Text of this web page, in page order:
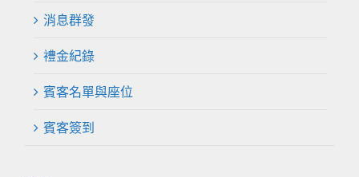
消息群發
禮金紀錄
賓客名單與座位
賓客簽到